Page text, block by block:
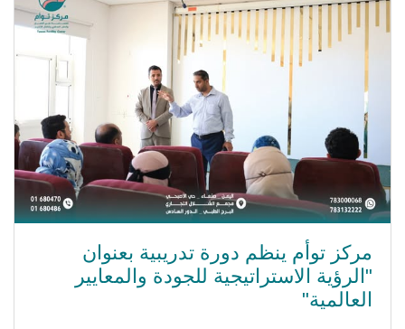
مركز توأم ينظم دورة تدريبية بعنوان
"الرؤية الاستراتيجية للجودة والمعايير
العالمية"